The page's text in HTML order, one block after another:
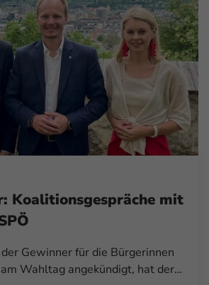
Koalitionsgespräche mit
Gewinner für die Bürgerinnen
Wahltag angekündigt, hat der…